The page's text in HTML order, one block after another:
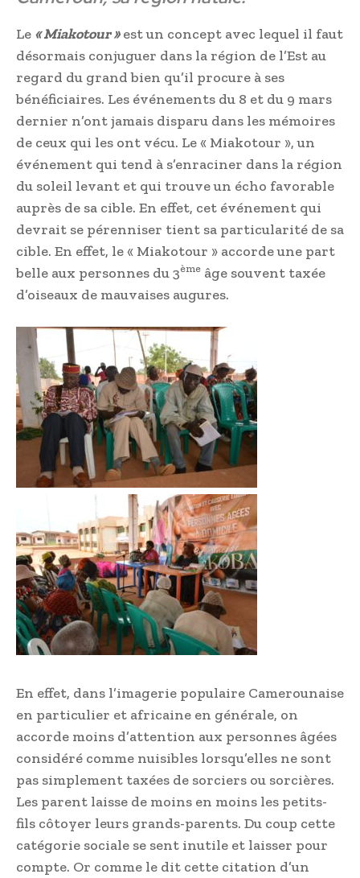
Le « Miakotour »est un concept avec lequel il faut
désormais conjuguer dans la région de l’Est au
regard du grand bien qu’il procure à ses
bénéficiaires. Les événements du 8 et du 9 mars
dernier n’ont jamais disparu dans les mémoires
de ceux qui les ont vécu. Le « Miakotour », un
événement qui tend à s’enraciner dans la région
du soleil levant et qui trouve un écho favorable
auprès de sa cible. En effet, cet événement qui
devrait se pérenniser tient sa particularité de sa
cible. En effet, le « Miakotour » accorde une part
belle aux personnes du 3ème âge souvent taxée
d’oiseaux de mauvaises augures.
En effet, dans l’imagerie populaire Camerounaise
en particulier et africaine en générale, on
accorde moins d’attention aux personnes âgées
considéré comme nuisibles lorsqu’elles ne sont
pas simplement taxées de sorciers ou sorcières.
Les parent laisse de moins en moins les petits-
fils côtoyer leurs grands-parents. Du coup cette
catégorie sociale se sent inutile et laisser pour
compte. Or comme le dit cette citation d’un